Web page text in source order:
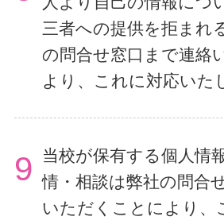
三者への提供を拒まれ
の問合せ窓口まで連絡
より、これに対応いた
9
当校が保有する個人情
情・相談は弊社の問合
いただくことにより、